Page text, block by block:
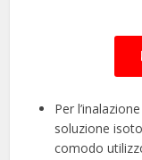
Per
soluzione
comodo